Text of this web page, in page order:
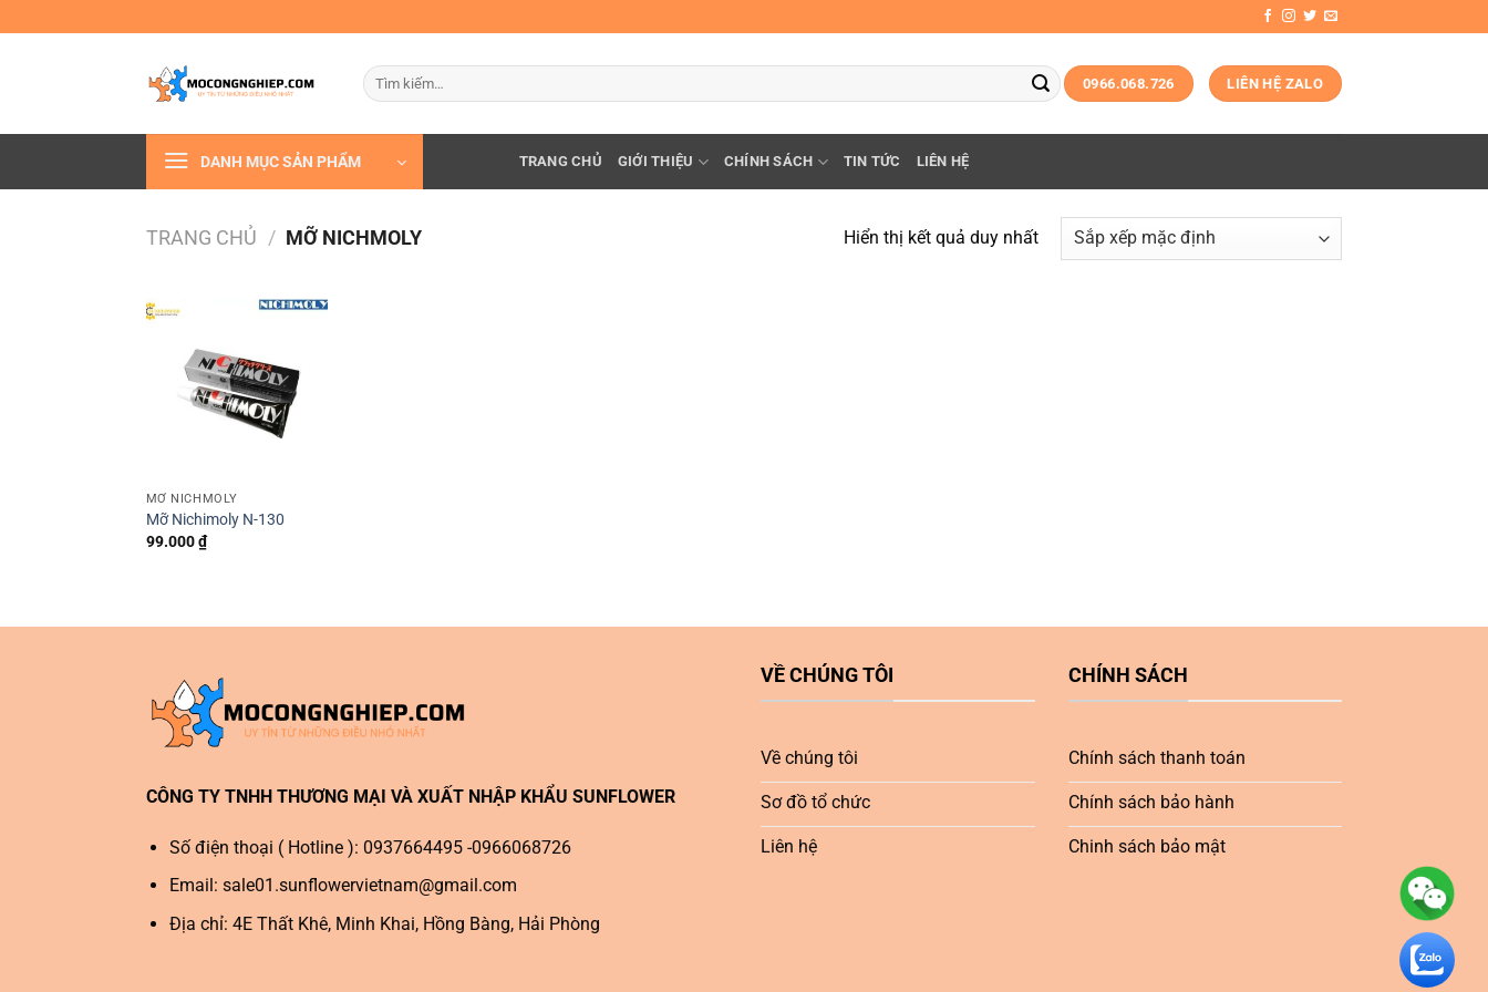
qua
Tìm
kiếm:
0966.068.726 LIÊN HỆ ZALO
DANH MỤC SẢN PHẨM TRANG CHỦ GIỚI THIỆU CHÍNH SÁCH TIN TỨC LIÊN HỆ
TRANG CHỦ / MỠ NICHMOLY Hiển thị kết quả duy nhất
MỠ NICHMOLY
Mỡ Nichimoly N-130
99.000₫
CÔNG TY TNHH THƯƠNG MẠI VÀ XUẤT NHẬP KHẨU SUNFLOWER
Số điện thoại ( Hotline ): 0937664495 -0966068726
Email: sale01.sunflowervietnam@gmail.com
Địa chỉ: 4E Thất Khê, Minh Khai, Hồng Bàng, Hải Phòng
VỀ CHÚNG TÔI
Về chúng tôi
Sơ đồ tổ chức
Liên hệ
CHÍNH SÁCH
Chính sách thanh toán
Chính sách bảo hành
Chinh sách bảo mật